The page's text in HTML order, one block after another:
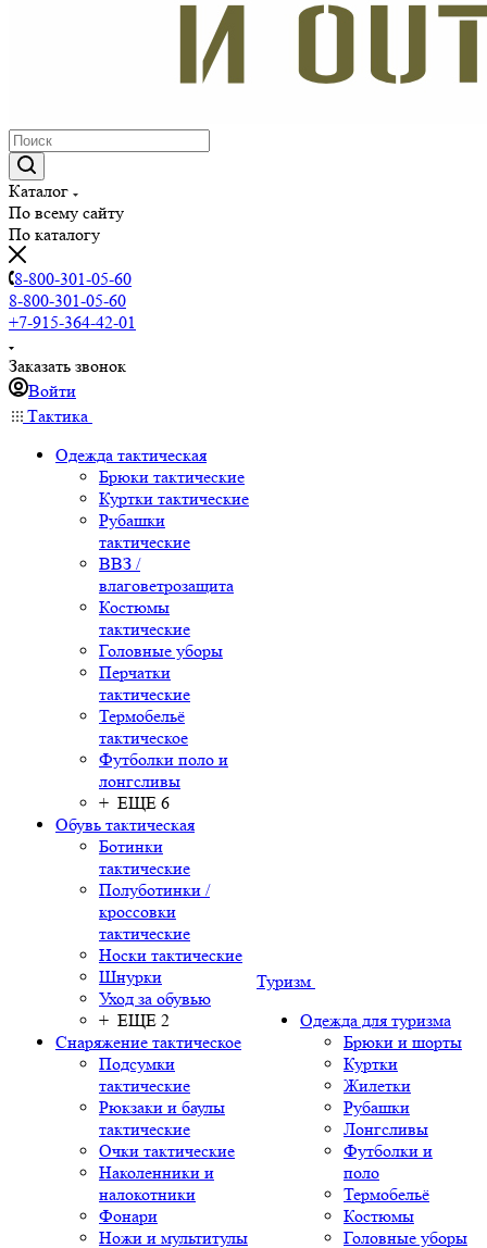
Каталог
По всему сайту
По каталогу
8-800-301-05-60
8-800-301-05-60
+7-915-364-42-01
Заказать звонок
Войти
Тактика
Одежда тактическая
Брюки тактические
Куртки тактические
Рубашки
тактические
ВВЗ /
влаговетрозащита
Костюмы
тактические
Головные уборы
Перчатки
тактические
Термобельё
тактическое
Футболки поло и
лонгсливы
+ ЕЩЕ 6
Обувь тактическая
Ботинки
тактические
Полуботинки /
кроссовки
тактические
Носки тактические
Шнурки
Уход за обувью
+ ЕЩЕ 2
Снаряжение тактическое
Подсумки
тактические
Рюкзаки и баулы
тактические
Очки тактические
Наколенники и
налокотники
Фонари
Ножи и мультитулы
Туризм
Одежда для туризма
Брюки и шорты
Куртки
Жилетки
Рубашки
Лонгсливы
Футболки и
поло
Термобельё
Костюмы
Головные уборы